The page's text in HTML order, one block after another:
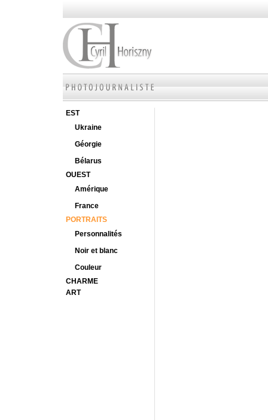
EST
Ukraine
Géorgie
Bélarus
OUEST
Amérique
France
PORTRAITS
Personnalités
Noir et blanc
Couleur
CHARME
ART